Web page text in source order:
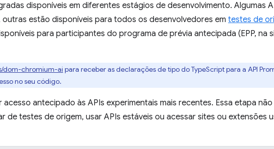
disponíveis em diferentes estágios de desenvolvimento. Algumas
estão disponíveis para todos os desenvolvedores em testes de
para participantes do programa de prévia antecipada (EPP, na
dom-chromium-ai para receber as declarações de tipo do TypeScript para a API
no seu código.
acesso antecipado às APIs experimentais mais recentes. Essa etapa não
de testes de origem, usar APIs estáveis ou acessar sites ou extensões